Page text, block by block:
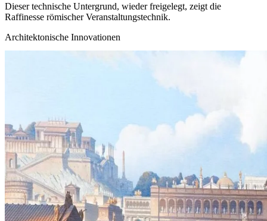
Dieser technische Untergrund, wieder freigelegt, zeigt die
Raffinesse römischer Veranstaltungstechnik.
Architektonische Innovationen